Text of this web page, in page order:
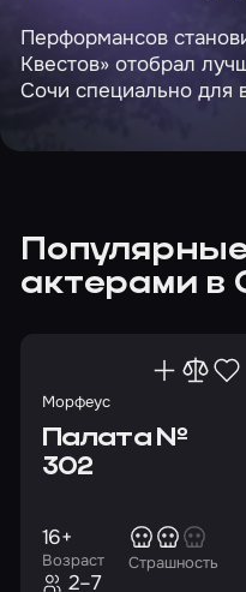
Перформансов
Квестов» отобрал
Сочи специально для
актерами в
Морфеус
Палата №
302
Возраст
16+
Страшность
2–7